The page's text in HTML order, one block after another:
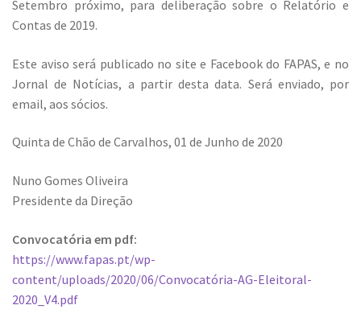
Setembro próximo, para deliberação sobre o Relatório e
Contas de 2019.
Este aviso será publicado no site e Facebook do FAPAS, e no
Jornal de Notícias, a partir desta data. Será enviado, por
email, aos sócios.
Quinta de Chão de Carvalhos, 01 de Junho de 2020
Nuno Gomes Oliveira
Presidente da Direção
Convocatória em pdf:
https://www.fapas.pt/wp-
content/uploads/2020/06/Convocatória-AG-Eleitoral-
2020_V4.pdf